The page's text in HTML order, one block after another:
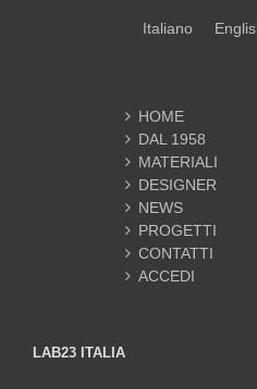
Italiano
HOME
DAL 1958
MATERIALI
DESIGNER
NEWS
PROGETTI
CONTATTI
ACCEDI
LAB23 ITALIA